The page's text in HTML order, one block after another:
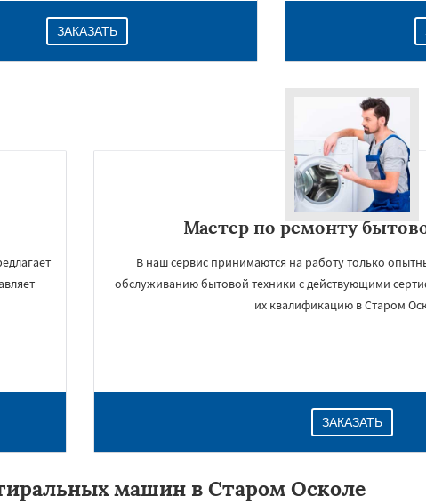
ЗАКАЗАТЬ
Мастер по ремонту
В наш сервис принимаются на работу только
обслуживанию бытовой техники с действующими
их квалификацию в Старом
ЗАКАЗАТЬ
машин в Старом Осколе